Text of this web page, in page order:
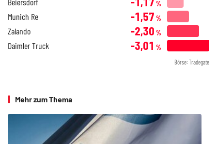
%
Munich Re -1,57 %
Zalando -2,30 %
Daimler Truck -3,01 %
Börse: Tradegate
Mehr zum Thema